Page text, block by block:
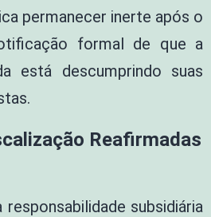
permanecer inerte após o
formal de que a
está descumprindo suas
Reafirmadas
subsidiária